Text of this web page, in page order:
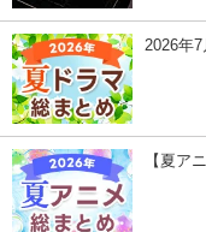
2026年
【夏ア